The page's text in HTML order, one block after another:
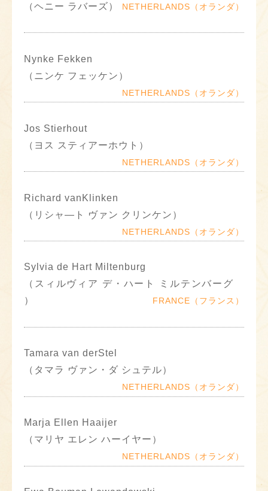
（ヘニー ラバーズ）
NETHERLANDS（オランダ）
Nynke Fekken
（ニンケ フェッケン）
NETHERLANDS（オランダ）
Jos Stierhout
（ヨス スティアーホウト）
NETHERLANDS（オランダ）
Richard vanKlinken
（リシャ―ト ヴァン クリンケン）
NETHERLANDS（オランダ）
Sylvia de Hart Miltenburg
（スィルヴィア デ・ハート ミルテンバーグ
）
FRANCE（フランス）
Tamara van derStel
（タマラ ヴァン・ダ シュテル）
NETHERLANDS（オランダ）
Marja Ellen Haaijer
（マリヤ エレン ハーイヤー）
NETHERLANDS（オランダ）